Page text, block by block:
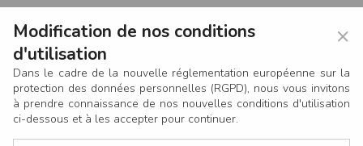
×
Modification de nos conditions
d'utilisation
Dans le cadre de la nouvelle réglementation européenne sur la
protection des données personnelles (RGPD), nous vous invitons
à prendre connaissance de nos nouvelles conditions d'utilisation
ci-dessous et à les accepter pour continuer.